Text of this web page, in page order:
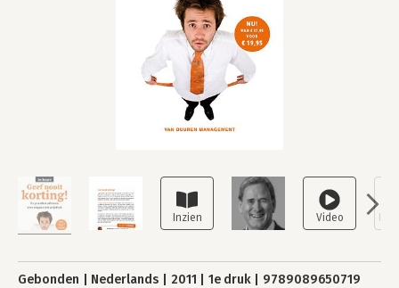
Gebonden Nederlands 2011 1e druk 9789089650719